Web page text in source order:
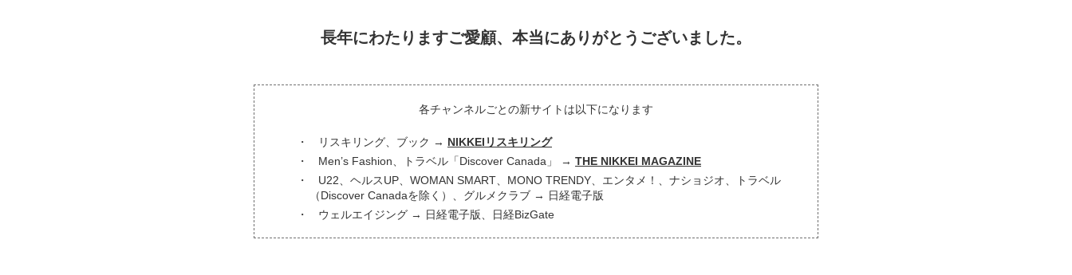
長年にわたりますご愛顧、 本当にありがとうございました。
各チャンネルごとの新サイトは以下になります
リスキリング、ブック
NIKKEIリスキリング
Men’s Fashion、トラベル「Discover Canada」
THE NIKKEI MAGAZINE
U22、ヘルスUP、WOMAN SMART、MONO TRENDY、エンタメ！、ナショジオ、トラベル
（Discover Canadaを除く）、グルメクラブ
日経電子版
ウェルエイジング
日経電子版、日経BizGate